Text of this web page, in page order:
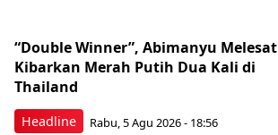
Headline
“Double Winner”, Abimanyu Melesat
Kibarkan Merah Putih Dua Kali di
Thailand
Rabu, 5 Agu 2026 - 18:56